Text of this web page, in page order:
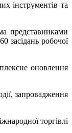
інструментів та
представниками
засідань робочої
оновлення
запровадження
торгівлі